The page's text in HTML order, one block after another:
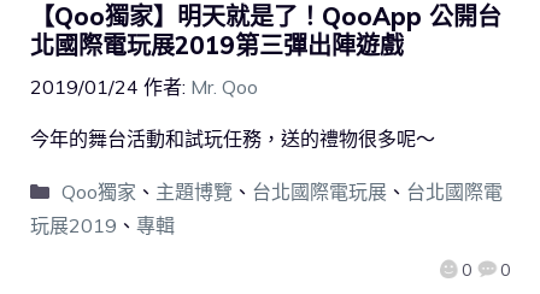
【Qoo獨家】明天就是了！QooApp 公開台
北國際電玩展2019第三彈出陣遊戲
2019/01/24 作者: Mr. Qoo
0 0
今年的舞台活動和試玩任務，送的禮物很多呢～
Qoo獨家 、 主題博覽 、 台北國際電玩展、 台北國際電
玩展2019 、 專輯